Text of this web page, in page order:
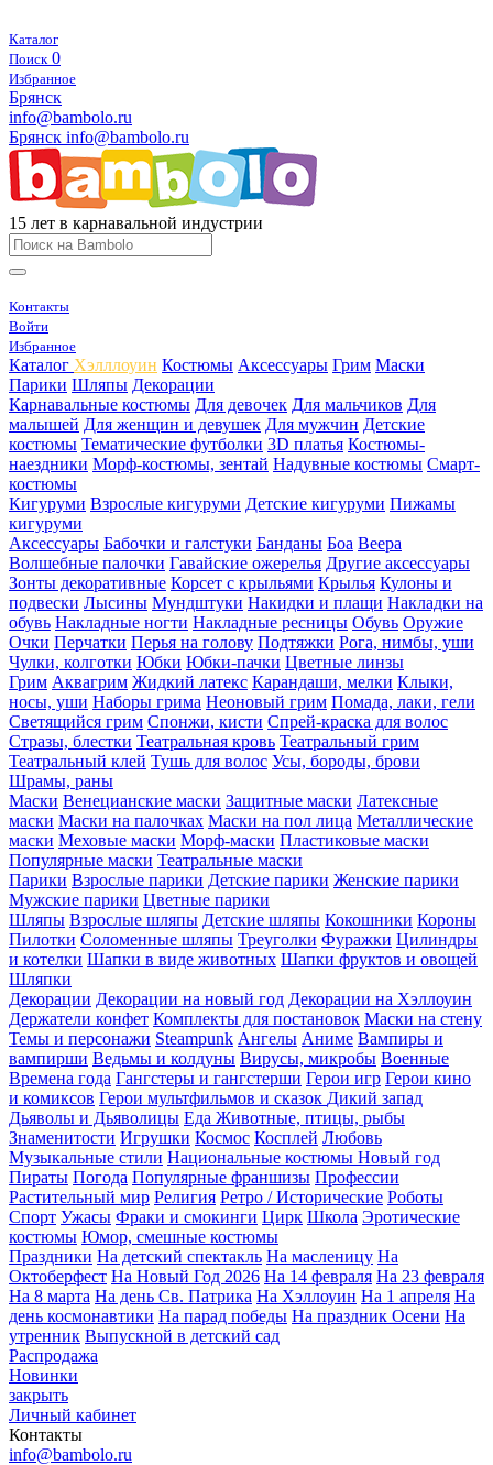
Каталог
Поиск 0
Избранное
Брянск
info@bambolo.ru
Брянск info@bambolo.ru
15 лет в карнавальной индустрии
Контакты
Войти
Избранное
Каталог Хэлллоуин Костюмы Аксессуары Грим Маски
Парики Шляпы Декорации
Карнавальные костюмы Для девочек Для мальчиков Для
малышей Для женщин и девушек Для мужчин Детские
костюмы Тематические футболки 3D платья Костюмы-
наездники Морф-костюмы, зентай Надувные костюмы Смарт-
костюмы
Кигуруми Взрослые кигуруми Детские кигуруми Пижамы
кигуруми
Аксессуары Бабочки и галстуки Банданы Боа Веера
Волшебные палочки Гавайские ожерелья Другие аксессуары
Зонты декоративные Корсет с крыльями Крылья Кулоны и
подвески Лысины Мундштуки Накидки и плащи Накладки на
обувь Накладные ногти Накладные ресницы Обувь Оружие
Очки Перчатки Перья на голову Подтяжки Рога, нимбы, уши
Чулки, колготки Юбки Юбки-пачки Цветные линзы
Грим Аквагрим Жидкий латекс Карандаши, мелки Клыки,
носы, уши Наборы грима Неоновый грим Помада, лаки, гели
Светящийся грим Спонжи, кисти Спрей-краска для волос
Стразы, блестки Театральная кровь Театральный грим
Театральный клей Тушь для волос Усы, бороды, брови
Шрамы, раны
Маски Венецианские маски Защитные маски Латексные
маски Маски на палочках Маски на пол лица Металлические
маски Меховые маски Морф-маски Пластиковые маски
Популярные маски Театральные маски
Парики Взрослые парики Детские парики Женские парики
Мужские парики Цветные парики
Шляпы Взрослые шляпы Детские шляпы Кокошники Короны
Пилотки Соломенные шляпы Треуголки Фуражки Цилиндры
и котелки Шапки в виде животных Шапки фруктов и овощей
Шляпки
Декорации Декорации на новый год Декорации на Хэллоуин
Держатели конфет Комплекты для постановок Маски на стену
Темы и персонажи Steampunk Ангелы Аниме Вампиры и
вампирши Ведьмы и колдуны Вирусы, микробы Военные
Времена года Гангстеры и гангстерши Герои игр Герои кино
и комиксов Герои мультфильмов и сказок Дикий запад
Дьяволы и Дьяволицы Еда Животные, птицы, рыбы
Знаменитости Игрушки Космос Косплей Любовь
Музыкальные стили Национальные костюмы Новый год
Пираты Погода Популярные франшизы Профессии
Растительный мир Религия Ретро / Исторические Роботы
Спорт Ужасы Фраки и смокинги Цирк Школа Эротические
костюмы Юмор, смешные костюмы
Праздники На детский спектакль На масленицу На
Октоберфест На Новый Год 2026 На 14 февраля На 23 февраля
На 8 марта На день Св. Патрика На Хэллоуин На 1 апреля На
день космонавтики На парад победы На праздник Осени На
утренник Выпускной в детский сад
Распродажа
Новинки
закрыть
Личный кабинет
Контакты
info@bambolo.ru